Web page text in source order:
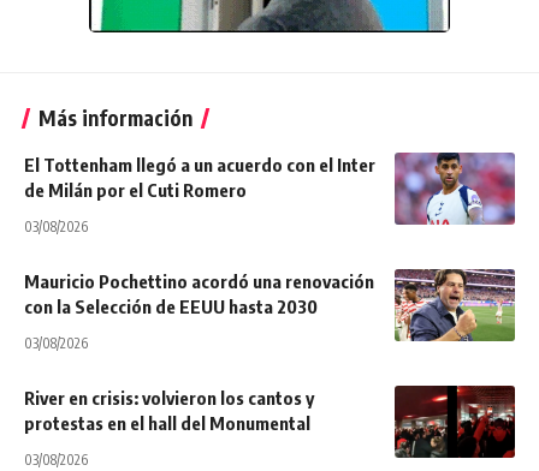
Más información
El Tottenham llegó a un acuerdo con el Inter
de Milán por el Cuti Romero
03/08/2026
Mauricio Pochettino acordó una renovación
con la Selección de EEUU hasta 2030
03/08/2026
River en crisis: volvieron los cantos y
protestas en el hall del Monumental
03/08/2026